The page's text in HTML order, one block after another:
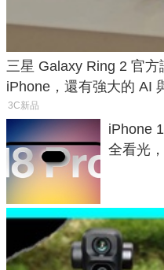
三星 Galaxy Ring 2 官
iPhone，還有強大的 AI
3C新品
iPhone
全看光